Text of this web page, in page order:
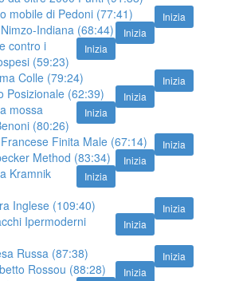
Inizia
mobile di Pedoni (77:41)
Inizia
Indiana (68:44)
Inizia
contro i
(59:23)
Inizia
Colle (79:24)
Inizia
Posizionale (62:39)
Inizia
mossa
(80:26)
Inizia
Finita Male (67:14)
Inizia
Method (83:34)
Inizia
Kramnik
Inizia
Inglese (109:40)
Inizia
Ipermoderni
Inizia
Russa (87:38)
Inizia
Rossou (88:28)